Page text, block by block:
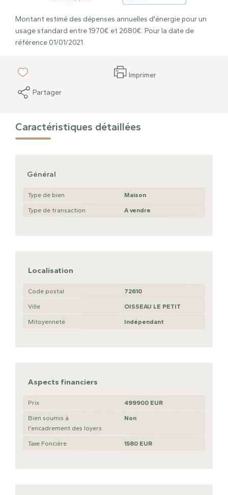
Montant estimé des dépenses annuelles d'énergie pour un
usage standard entre 1970€ et 2680€. Pour la date de
référence 01/01/2021.
Imprimer
Partager
Caractéristiques détaillées
Général
Type de bien Maison
Type de transaction A vendre
Localisation
Code postal 72610
Ville OISSEAU LE PETIT
Mitoyenneté Indépendant
Aspects financiers
Prix 499900 EUR
Bien soumis à
l'encadrement des loyers
Non
Taxe Foncière 1580 EUR